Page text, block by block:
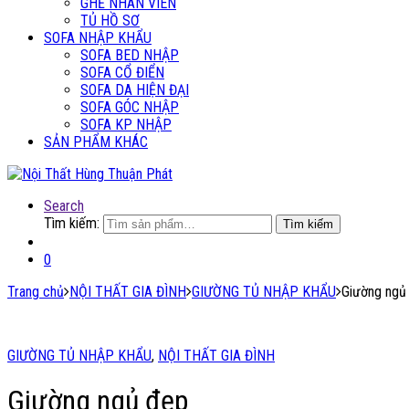
TỦ HỒ SƠ
SOFA NHẬP KHẨU
SOFA BED NHẬP
SOFA CỔ ĐIỂN
SOFA DA HIỆN ĐẠI
SOFA GÓC NHẬP
SOFA KP NHẬP
SẢN PHẨM KHÁC
Search
Tìm kiếm:
Tìm kiếm
0
Trang chủ NỘI THẤT GIA ĐÌNH GIƯỜNG TỦ NHẬP KHẨU Giường
GIƯỜNG TỦ NHẬP KHẨU, NỘI THẤT GIA ĐÌNH
Giường ngủ đẹp